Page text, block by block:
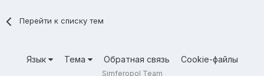
Перейти к списку тем
Язык Тема Обратная связь Cookie-файлы
Simferopol Team